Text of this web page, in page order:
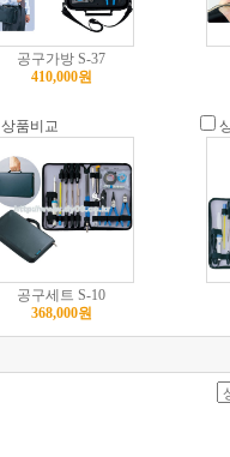
공구가방 S-37
410,000원
상품비교
공구세트 S-10
368,000원